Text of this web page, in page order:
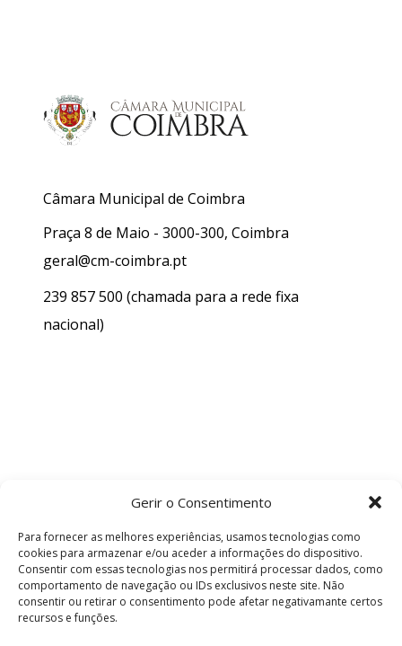
Gerir o Consentimento
Para fornecer as melhores experiências, usamos tecnologias como
cookies para armazenar e/ou aceder a informações do dispositivo.
Consentir com essas tecnologias nos permitirá processar dados, como
comportamento de navegação ou IDs exclusivos neste site. Não
consentir ou retirar o consentimento pode afetar negativamante certos
recursos e funções.
Câmara Municipal de Coimbra
Praça 8 de Maio - 3000-300, Coimbra
geral@cm-coimbra.pt
239 857 500 (chamada para a rede fixa
nacional)